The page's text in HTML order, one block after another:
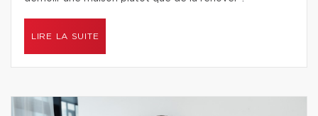
LIRE LA SUITE